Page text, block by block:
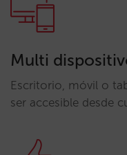
Multi
Escritorio, móvil o
ser accesible desde